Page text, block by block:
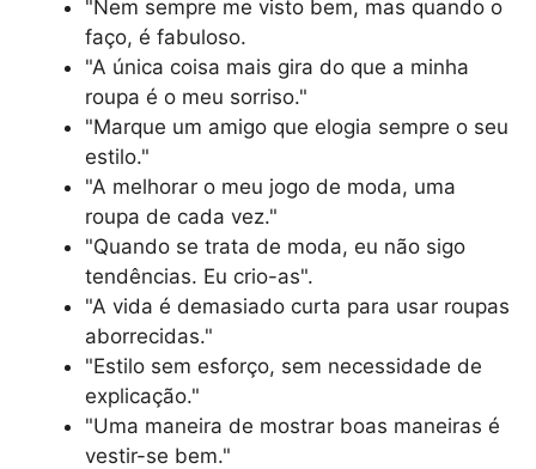
"Nem sempre me visto bem, mas quando o
faço, é fabuloso.
"A única coisa mais gira do que a minha
roupa é o meu sorriso."
"Marque um amigo que elogia sempre o seu
estilo."
"A melhorar o meu jogo de moda, uma
roupa de cada vez."
"Quando se trata de moda, eu não sigo
tendências. Eu crio-as".
"A vida é demasiado curta para usar roupas
aborrecidas."
"Estilo sem esforço, sem necessidade de
explicação."
"Uma maneira de mostrar boas maneiras é
vestir-se bem."